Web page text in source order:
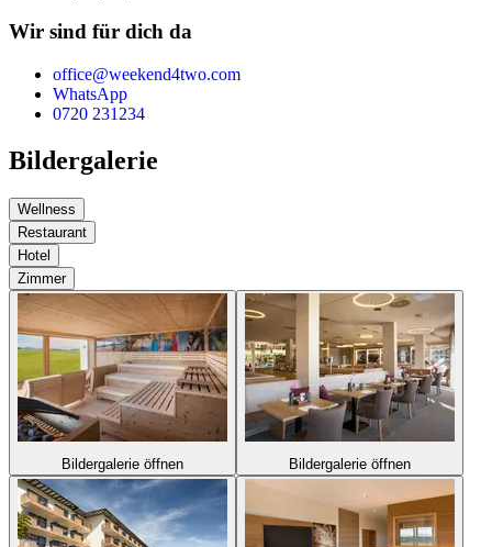
Wir sind für dich da
office@weekend4two.com
WhatsApp
0720 231234
Bildergalerie
Wellness
Restaurant
Hotel
Zimmer
Bildergalerie öffnen Bildergalerie öffnen